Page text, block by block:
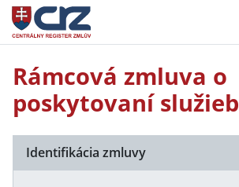
Rámcová zmluva o
poskytovaní služieb
Identifikácia zmluvy